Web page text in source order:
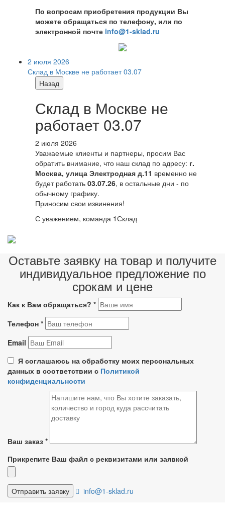
По вопросам приобретения продукции Вы
можете обращаться по телефону, или по
электронной почте info@1-sklad.ru
2 июля 2026
Склад в Москве не работает 03.07
Назад
Склад в Москве не
работает 03.07
2 июля 2026
Уважаемые клиенты и партнеры, просим Вас
обратить внимание, что наш склад по адресу: г.
Москва, улица Электродная д.11 временно не
будет работать 03.07.26, в остальные дни - по
обычному графику.
Приносим свои извинения!
С уважением, команда 1Склад
Оставьте заявку на товар и получите
индивидуальное предложение по
срокам и цене
Как к Вам обращаться? *
Телефон *
Email
Я соглашаюсь на обработку моих персональных
данных в соответствии с Политикой
конфиденциальности
Ваш заказ *
Прикрепите Ваш файл с реквизитами или заявкой
info@1-sklad.ru